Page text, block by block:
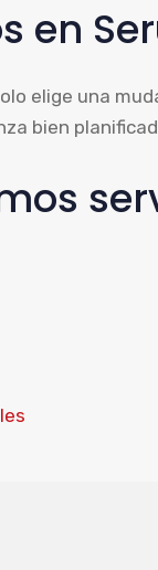
en
elige una
bien